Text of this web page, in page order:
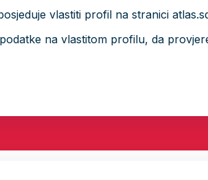
vlastiti profil na stranici
na vlastitom profilu, da